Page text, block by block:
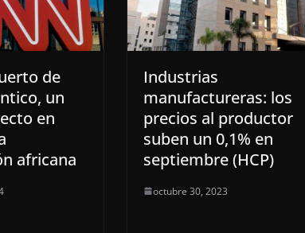
de
un
en
africana
Industrias
manufactureras: los
precios al productor
suben un 0,1% en
septiembre (HCP)
octubre 30, 2023